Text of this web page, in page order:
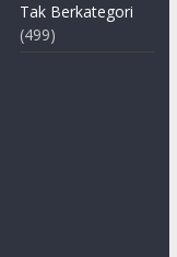
Tak Berkategori
(499)